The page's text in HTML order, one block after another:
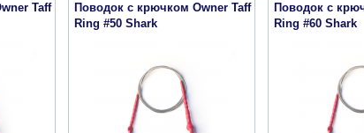
Taff
Поводок с крючком Owner Taff
Ring #50 Shark
Поводок с
Ring #60 Shark